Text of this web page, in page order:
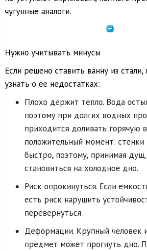
чугунные аналоги.
Нужно учитывать минусы
Если решено ставить ванну из стали,
узнать о ее недостатках:
Плохо держит тепло. Вода
поэтому при долгих водных
приходится доливать горячую
положительный момент: стенки
быстро, поэтому, принимая
становиться на холодное дно.
Риск опрокинуться. Если
есть риск нарушить
перевернуться.
Деформации. Крупный человек
предмет может прогнуть дно.